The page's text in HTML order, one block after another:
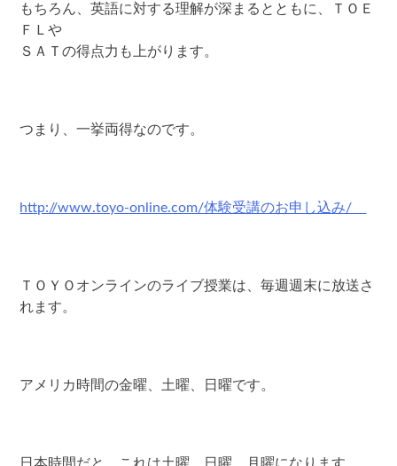
もちろん、英語に対する理解が深まるとともに、ＴＯＥ
ＦＬや
ＳＡＴの得点力も上がります。
つまり、一挙両得なのです。
http://www.toyo-online.com/体験受講のお申し込み/
ＴＯＹＯオンラインのライブ授業は、毎週週末に放送さ
れます。
アメリカ時間の金曜、土曜、日曜です。